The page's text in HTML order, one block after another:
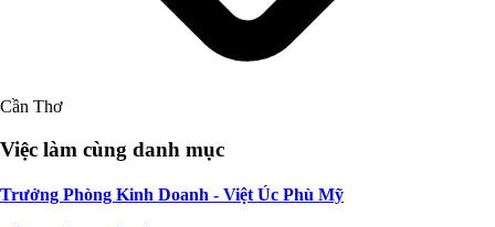
Cần Thơ
Việc làm cùng danh mục
Trưởng Phòng Kinh Doanh - Việt Úc Phù Mỹ